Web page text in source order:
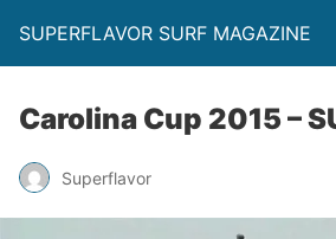
SUPERFLAVOR SURF MAGAZINE
Carolina Cup 2015 –
Superflavor